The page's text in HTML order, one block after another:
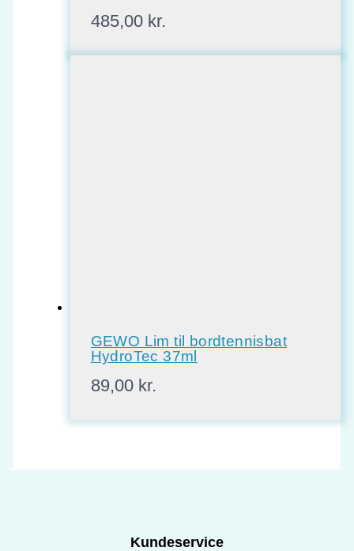
485,00 kr.
GEWO Lim til bordtennisbat
HydroTec 37ml
89,00 kr.
Kundeservice